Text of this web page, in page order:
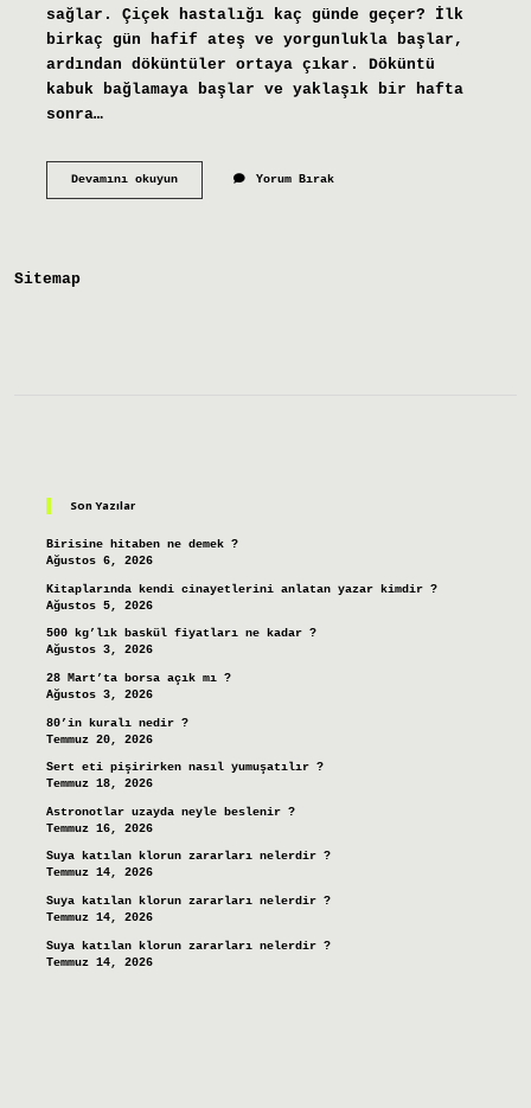
sağlar. Çiçek hastalığı kaç günde geçer? İlk
birkaç gün hafif ateş ve yorgunlukla başlar,
ardından döküntüler ortaya çıkar. Döküntü
kabuk bağlamaya başlar ve yaklaşık bir hafta
sonra…
Devamını okuyunÇiçek
Yorum Bırak
Sitemap
Son Yazılar
Birisine hitaben ne demek ?
Ağustos 6, 2026
Kitaplarında kendi cinayetlerini anlatan yazar kimdir ?
Ağustos 5, 2026
500 kg’lık baskül fiyatları ne kadar ?
Ağustos 3, 2026
28 Mart’ta borsa açık mı ?
Ağustos 3, 2026
80’in kuralı nedir ?
Temmuz 20, 2026
Sert eti pişirirken nasıl yumuşatılır ?
Temmuz 18, 2026
Astronotlar uzayda neyle beslenir ?
Temmuz 16, 2026
Suya katılan klorun zararları nelerdir ?
Temmuz 14, 2026
Suya katılan klorun zararları nelerdir ?
Temmuz 14, 2026
Suya katılan klorun zararları nelerdir ?
Temmuz 14, 2026